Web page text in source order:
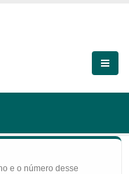
e o número desse